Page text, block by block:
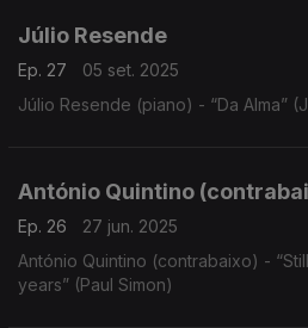
Júlio Resende
Ep. 27
05 set. 2025
Júlio Resende (piano) - “Da Alma”
António Quintino
Ep. 26
27 jun. 2025
António Quintino (contrabaixo) -
years” (Paul Simon)